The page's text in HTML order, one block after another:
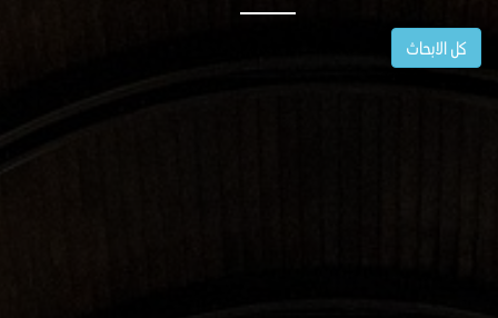
كل الابحاث